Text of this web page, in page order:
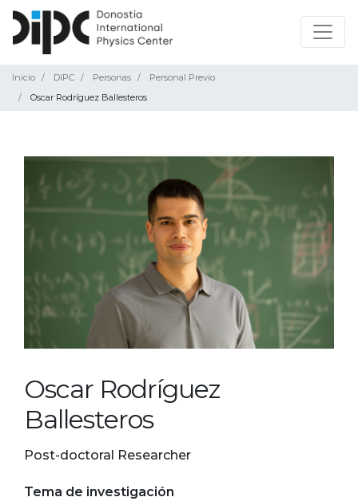
Inicio DIPC Personas
Personal Previo
Oscar Rodríguez Ballesteros
Oscar Rodríguez
Ballesteros
Post-doctoral Researcher
Tema de investigación